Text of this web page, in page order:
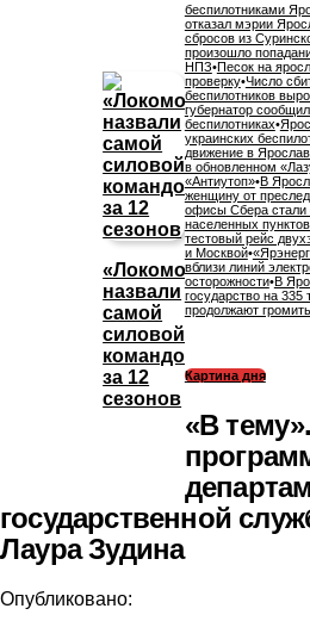
«Локомотив»
назвали
самой
силовой
командой
за 12
сезонов
беспилотниками
отказал мэрии
сбросов из
произошло
НПЗ•Песок на
проверку•Число
беспилотников
губернатор
беспилотниках•
украинских
движение в
в обновленном
«Антиутоп»•В
женщину от
офисы Сбера стали
населенных
тестовый рейс
и Москвой•
вблизи линий
осторожности•В
государство на 335
продолжают
Картина дня
«В
государственной
Лаура Зудина
Опубликовано: